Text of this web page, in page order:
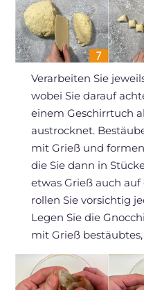
Verarbeiten Sie
wobei Sie darauf
einem Geschirrtuch
austrocknet.
mit Grieß und
die Sie dann in
etwas Grieß auch
rollen Sie vorsichtig
Legen Sie die
mit Grieß